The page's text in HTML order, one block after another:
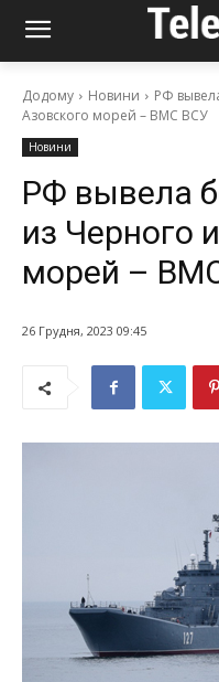
Додому Новини
РФ
Азовского морей – ВМС ВСУ
Новини
РФ вывела
из Черного
морей –
26 Грудня, 2023 09:45